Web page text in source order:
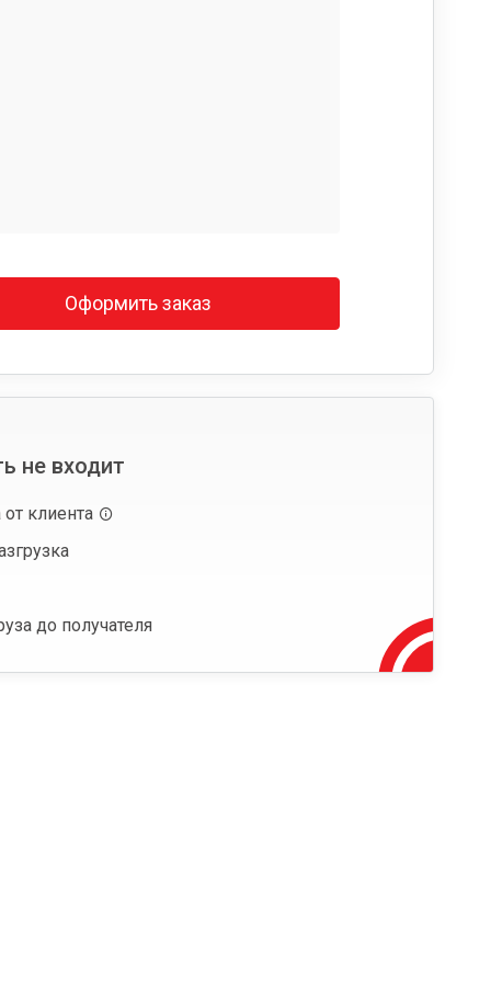
Оформить заказ
не входит
от клиента
до получателя